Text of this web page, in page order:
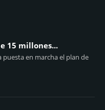
15 millones...
puesta en marcha el plan de